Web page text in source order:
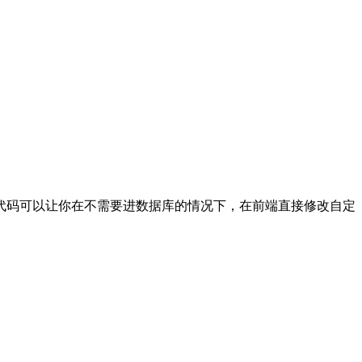
可以让你在不需要进数据库的情况下，在前端直接修改自定